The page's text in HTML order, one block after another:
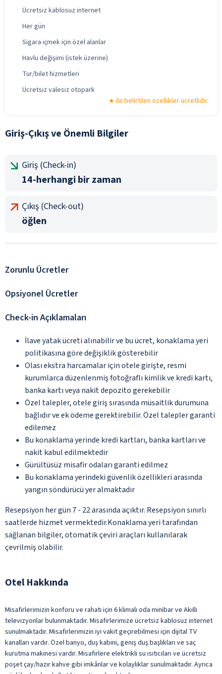
Ücretsiz kablosuz internet
Her gün
Sigara içmek için özel alanlar
Havlu değişimi (istek üzerine)
Tur/bilet hizmetleri
Ücretsiz valesiz otopark
ile belirtilen özellikler ücretlidir.
Giriş-Çıkış ve Önemli Bilgiler
Giriş (Check-in)
14-herhangi bir zaman
Çıkış (Check-out)
öğlen
Zorunlu Ücretler
Opsiyonel Ücretler
Check-in Açıklamaları
İlave yatak ücreti alınabilir ve bu ücret, konaklama yeri
politikasına göre değişiklik gösterebilir
Olası ekstra harcamalar için otele girişte, resmi
kurumlarca düzenlenmiş fotoğraflı kimlik ve kredi kartı,
banka kartı veya nakit depozito gerekebilir
Özel talepler, otele giriş sırasında müsaitlik durumuna
bağlıdır ve ek ödeme gerektirebilir. Özel talepler garanti
edilemez
Bu konaklama yerinde kredi kartları, banka kartları ve
nakit kabul edilmektedir
Gürültüsüz misafir odaları garanti edilmez
Bu konaklama yerindeki güvenlik özellikleri arasında
yangın söndürücü yer almaktadır
Resepsiyon her gün 7 - 22 arasında açıktır. Resepsiyon sınırlı
saatlerde hizmet vermektedir.Konaklama yeri tarafından
sağlanan bilgiler, otomatik çeviri araçları kullanılarak
çevrilmiş olabilir.
Otel Hakkında
Misafirlerimizin konforu ve rahatı için 6 klimalı oda minibar ve Akıllı
televizyonlar bulunmaktadır. Misafirlerimize ücretsiz kablosuz internet
sunulmaktadır. Misafirlerimizin iyi vakit geçirebilmesi için dijital TV
kanalları vardır. Özel banyo, duş kabini, geniş duş başlıkları ve saç
kurutma makinesi vardır. Misafirlere elektrikli su ısıtıcıları ve ücretsiz
poşet çay/hazır kahve gibi imkânlar ve kolaylıklar sunulmaktadır. Ayrıca